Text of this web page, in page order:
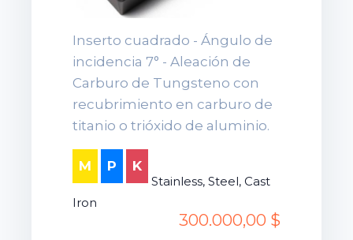
Inserto cuadrado - Ángulo de
incidencia 7° - Aleación de
Carburo de Tungsteno con
recubrimiento en carburo de
titanio o trióxido de aluminio.
M P K
Stainless, Steel, Cast
Iron
300.000,00 $